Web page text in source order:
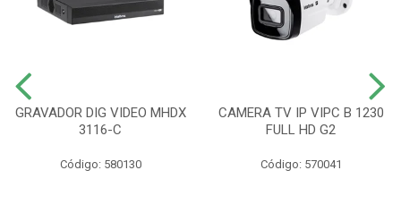
GRAVADOR DIG VIDEO MHDX
3116-C
Código: 580130
CAMERA TV IP VIPC B 1230
FULL HD G2
Código: 570041